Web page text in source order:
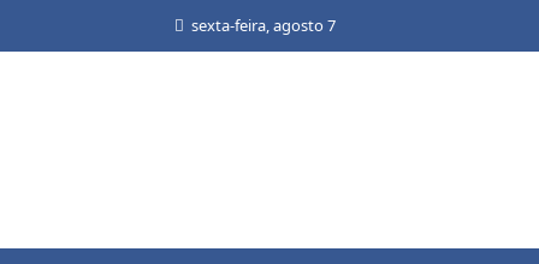
sexta-feira, agosto 7